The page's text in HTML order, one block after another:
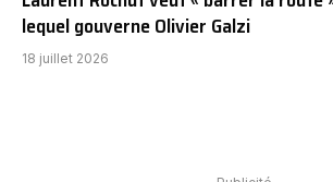
lequel gouverne Olivier Galzi
18 juillet 2026